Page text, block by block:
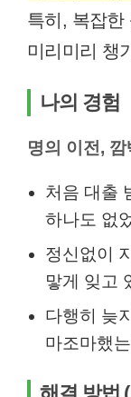
특히, 복잡한
미리미리 챙
나의 경험
명의 이전,
처음 대출
하나도 없
정신없이
맣게 잊고
다행히 늦
마조마했